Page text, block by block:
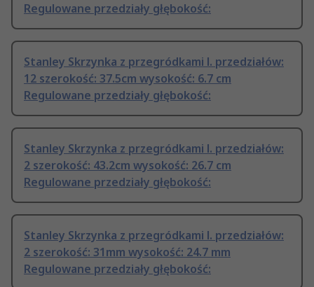
Regulowane przedziały głębokość:
Stanley Skrzynka z przegródkami l. przedziałów:
12 szerokość: 37.5cm wysokość: 6.7 cm
Regulowane przedziały głębokość:
Stanley Skrzynka z przegródkami l. przedziałów:
2 szerokość: 43.2cm wysokość: 26.7 cm
Regulowane przedziały głębokość:
Stanley Skrzynka z przegródkami l. przedziałów:
2 szerokość: 31mm wysokość: 24.7 mm
Regulowane przedziały głębokość: